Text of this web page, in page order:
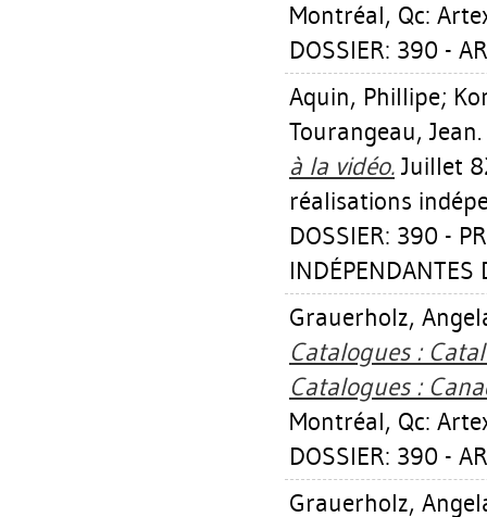
Montréal, Qc:
DOSSIER: 390 -
Aquin, Phillipe;
Tourangeau, Jean.
à la vidéo. Juillet
réalisations
DOSSIER: 390 -
Grauerholz,
Catalogues :
Catalogues :
Montréal, Qc:
DOSSIER: 390 -
Grauerholz,